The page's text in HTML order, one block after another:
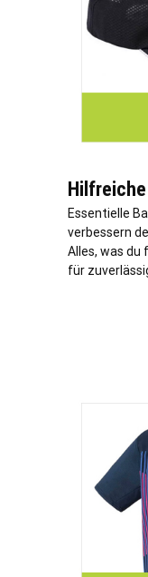
Essentielle
verbessern
Alles, was du
für